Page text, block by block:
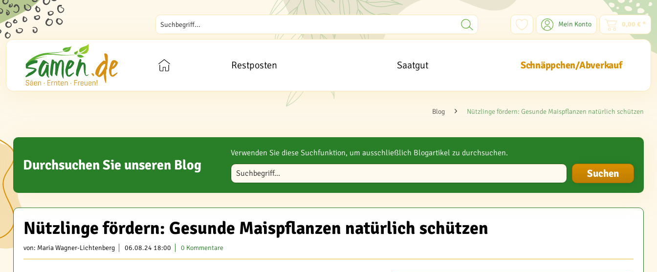
Mein Konto 0,00 € *
Restposten Saatgut Schnäppchen/Abverkauf
Blog Nützlinge fördern: Gesunde Maispflanzen natürlich schützen
Durchsuchen Sie unseren Blog
Verwenden Sie diese Suchfunktion, um ausschließlich Blogartikel zu durchsuchen.
Blog durchsuchen
Nützlinge fördern: Gesunde Maispflanzen natürlich schützen
von: Maria Wagner-Lichtenberg 06.08.24 18:00 0 Kommentare